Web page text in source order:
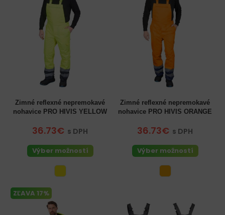
Zimné reflexné nepremokavé
nohavice PRO HIVIS YELLOW
36.73€ s DPH
Výber možností
Zimné reflexné nepremokavé
nohavice PRO HIVIS ORANGE
36.73€ s DPH
Výber možností
ZĽAVA 17%